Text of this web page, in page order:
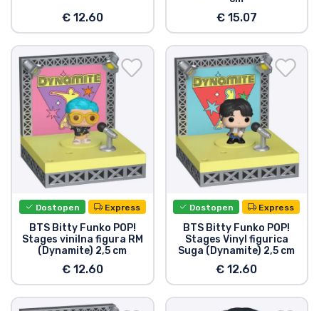
€ 12.60 € 15.07
Dostopen Express
BTS Bitty Funko POP!
Stages vinilna figura RM
(Dynamite) 2,5 cm
€ 12.60
Dostopen Express
BTS Bitty Funko POP!
Stages Vinyl figurica
Suga (Dynamite) 2,5 cm
€ 12.60